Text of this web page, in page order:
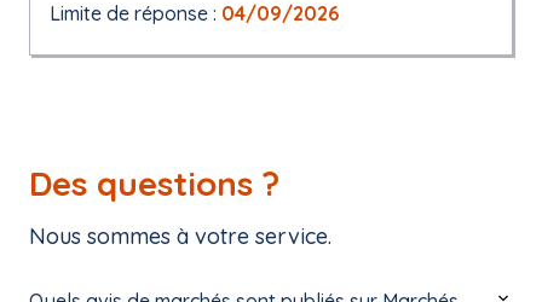
Limite de réponse : 04/09/2026
Des questions ?
Nous sommes à votre service.